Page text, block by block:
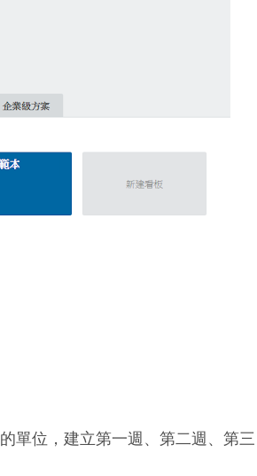
單位，建立第一週、第二週、第三